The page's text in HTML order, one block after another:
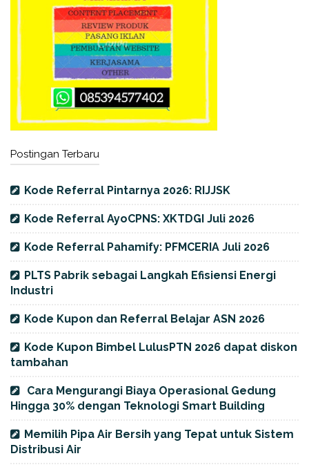
Postingan Terbaru
Kode Referral Pintarnya 2026: RIJJSK
Kode Referral AyoCPNS: XKTDGI Juli 2026
Kode Referral Pahamify: PFMCERIA Juli 2026
PLTS Pabrik sebagai Langkah Efisiensi Energi
Industri
Kode Kupon dan Referral Belajar ASN 2026
Kode Kupon Bimbel LulusPTN 2026 dapat diskon
tambahan
Cara Mengurangi Biaya Operasional Gedung
Hingga 30% dengan Teknologi Smart Building
Memilih Pipa Air Bersih yang Tepat untuk Sistem
Distribusi Air